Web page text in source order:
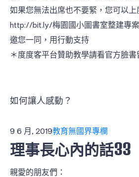
如果您無法出席也不要緊，您可以上
http://bit.ly/梅園國小圖書室整建專案
邀您一同，用行動支持
＊度度客平台贊助教學請看官方臉書
如何讓人感動？
9 6 月, 2019教育無國界專欄
理事長心內的話33
親愛的朋友們：